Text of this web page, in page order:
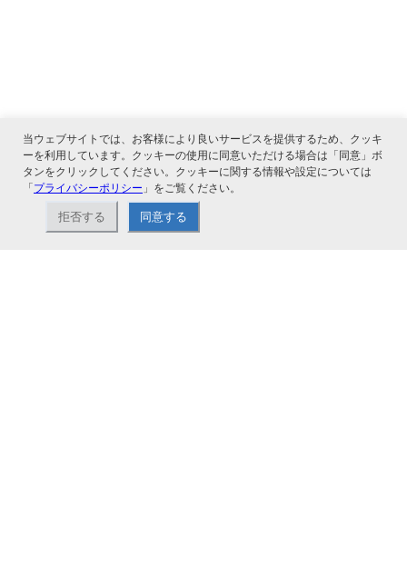
関連サービス
当ウェブサイトでは、お客様により良いサービスを提供するため、クッキ
ーを利用しています。クッキーの使用に同意いただける場合は「同意」ボ
タンをクリックしてください。クッキーに関する情報や設定については
「プライバシーポリシー 」をご覧ください。
拒否する 同意する